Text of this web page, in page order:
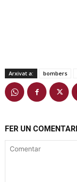
Arxivat a: bombers
FER UN COMENTARI